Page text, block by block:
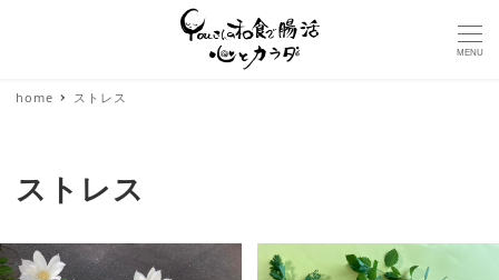
MENU
home ストレス
ストレス